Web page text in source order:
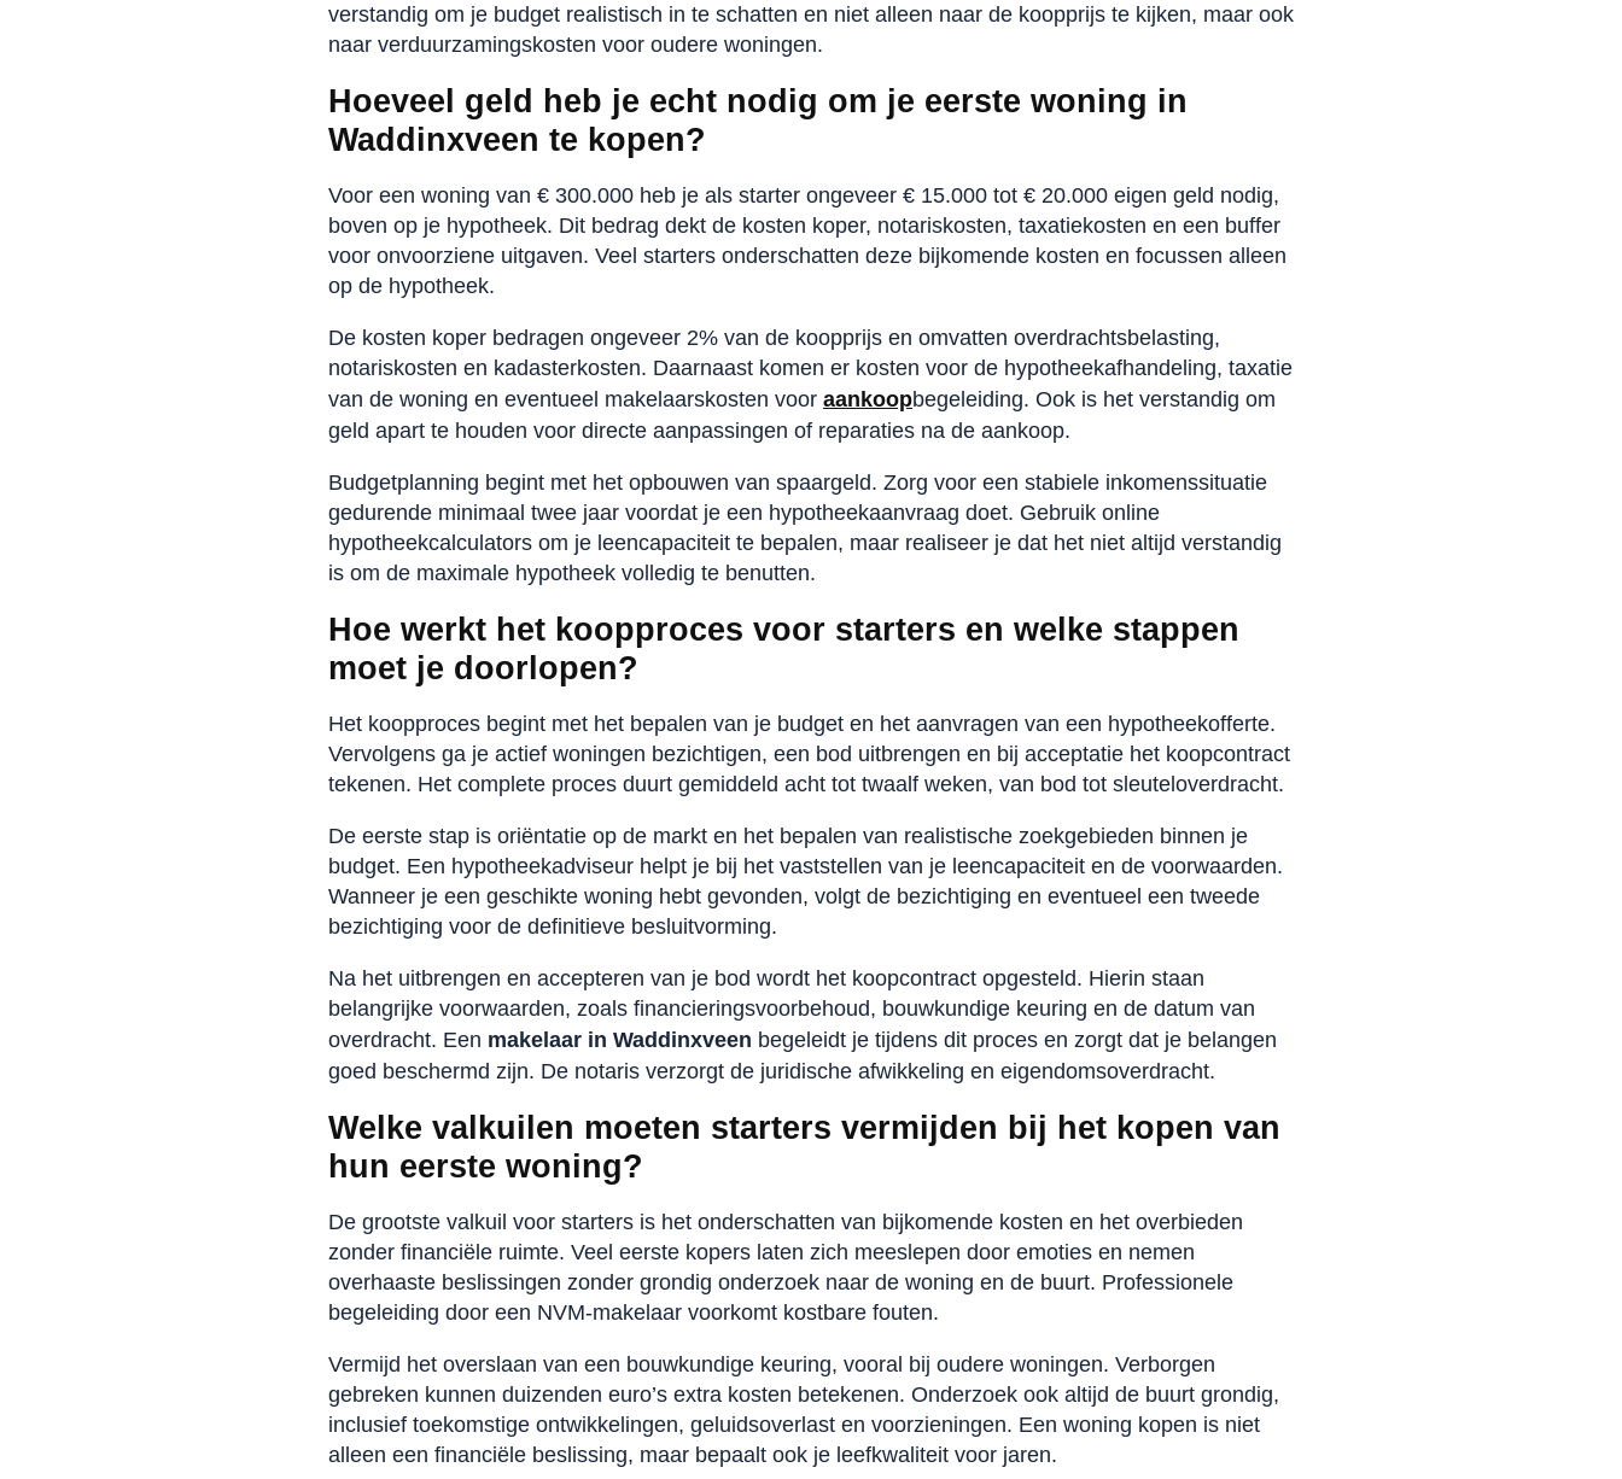
verstandig om je budget realistisch in te schatten en niet alleen naar de koopprijs te kijken, maar ook
naar verduurzamingskosten voor oudere woningen.
Hoeveel geld heb je echt nodig om je eerste woning in
Waddinxveen te kopen?
Voor een woning van € 300.000 heb je als starter ongeveer € 15.000 tot € 20.000 eigen geld nodig,
boven op je hypotheek. Dit bedrag dekt de kosten koper, notariskosten, taxatiekosten en een buffer
voor onvoorziene uitgaven. Veel starters onderschatten deze bijkomende kosten en focussen alleen
op de hypotheek.
De kosten koper bedragen ongeveer 2% van de koopprijs en omvatten overdrachtsbelasting,
notariskosten en kadasterkosten. Daarnaast komen er kosten voor de hypotheekafhandeling, taxatie
van de woning en eventueel makelaarskosten voor aankoopbegeleiding. Ook is het verstandig om
geld apart te houden voor directe aanpassingen of reparaties na de aankoop.
Budgetplanning begint met het opbouwen van spaargeld. Zorg voor een stabiele inkomenssituatie
gedurende minimaal twee jaar voordat je een hypotheekaanvraag doet. Gebruik online
hypotheekcalculators om je leencapaciteit te bepalen, maar realiseer je dat het niet altijd verstandig
is om de maximale hypotheek volledig te benutten.
Hoe werkt het koopproces voor starters en welke stappen
moet je doorlopen?
Het koopproces begint met het bepalen van je budget en het aanvragen van een hypotheekofferte.
Vervolgens ga je actief woningen bezichtigen, een bod uitbrengen en bij acceptatie het koopcontract
tekenen. Het complete proces duurt gemiddeld acht tot twaalf weken, van bod tot sleuteloverdracht.
De eerste stap is oriëntatie op de markt en het bepalen van realistische zoekgebieden binnen je
budget. Een hypotheekadviseur helpt je bij het vaststellen van je leencapaciteit en de voorwaarden.
Wanneer je een geschikte woning hebt gevonden, volgt de bezichtiging en eventueel een tweede
bezichtiging voor de definitieve besluitvorming.
Na het uitbrengen en accepteren van je bod wordt het koopcontract opgesteld. Hierin staan
belangrijke voorwaarden, zoals financieringsvoorbehoud, bouwkundige keuring en de datum van
overdracht. Een makelaar in Waddinxveen begeleidt je tijdens dit proces en zorgt dat je belangen
goed beschermd zijn. De notaris verzorgt de juridische afwikkeling en eigendomsoverdracht.
Welke valkuilen moeten starters vermijden bij het kopen van
hun eerste woning?
De grootste valkuil voor starters is het onderschatten van bijkomende kosten en het overbieden
zonder financiële ruimte. Veel eerste kopers laten zich meeslepen door emoties en nemen
overhaaste beslissingen zonder grondig onderzoek naar de woning en de buurt. Professionele
begeleiding door een NVM-makelaar voorkomt kostbare fouten.
Vermijd het overslaan van een bouwkundige keuring, vooral bij oudere woningen. Verborgen
gebreken kunnen duizenden euro’s extra kosten betekenen. Onderzoek ook altijd de buurt grondig,
inclusief toekomstige ontwikkelingen, geluidsoverlast en voorzieningen. Een woning kopen is niet
alleen een financiële beslissing, maar bepaalt ook je leefkwaliteit voor jaren.